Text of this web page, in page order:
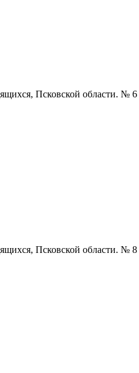
Псковской области. №
Псковской области. №